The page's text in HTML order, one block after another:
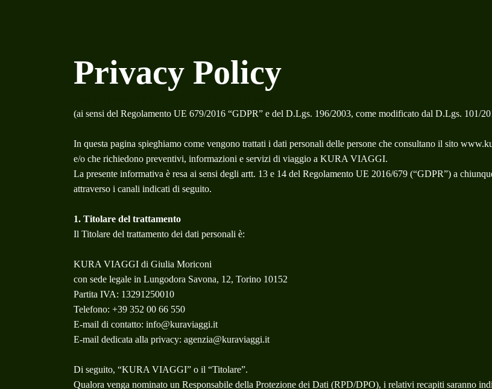
Privacy Policy
(ai sensi del Regolamento UE 679/2016 “GDPR” e del D.Lgs. 196/2003, come modificato dal D.Lgs. 101/
In questa pagina spieghiamo come vengono trattati i dati personali delle persone che consultano il sito
e/o che richiedono preventivi, informazioni e servizi di viaggio a KURA VIAGGI.
La presente informativa è resa ai sensi degli artt. 13 e 14 del Regolamento UE 2016/679 (“GDPR”) a
attraverso i canali indicati di seguito.
1. Titolare del trattamento
Il Titolare del trattamento dei dati personali è:
KURA VIAGGI di Giulia Moriconi
con sede legale in Lungodora Savona, 12, Torino 10152
Partita IVA: 13291250010
Telefono: +39 352 00 66 550
E-mail di contatto: info@kuraviaggi.it
E-mail dedicata alla privacy: agenzia@kuraviaggi.it
Di seguito, “KURA VIAGGI” o il “Titolare”.
Qualora venga nominato un Responsabile della Protezione dei Dati (RPD/DPO), i relativi recapiti saranno